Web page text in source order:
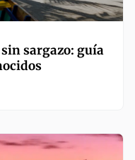
sin sargazo: guía